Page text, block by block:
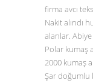
firma avcı
Nakit alındı
alanlar.
Polar kumaş
2000 kumaş
Şar doğumlu